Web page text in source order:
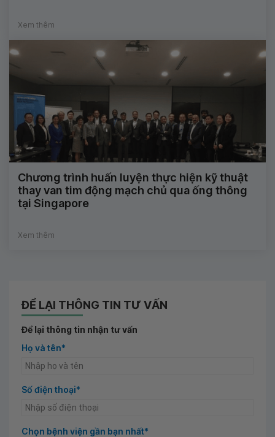
Xem thêm
Chương trình huấn luyện thực hiện kỹ thuật
thay van tim động mạch chủ qua ống thông
tại Singapore
Xem thêm
ĐỂ LẠI THÔNG TIN TƯ VẤN
Để lại thông tin nhận tư vấn
Họ và tên*
Số điện thoại*
Chọn bệnh viện gần bạn nhất*